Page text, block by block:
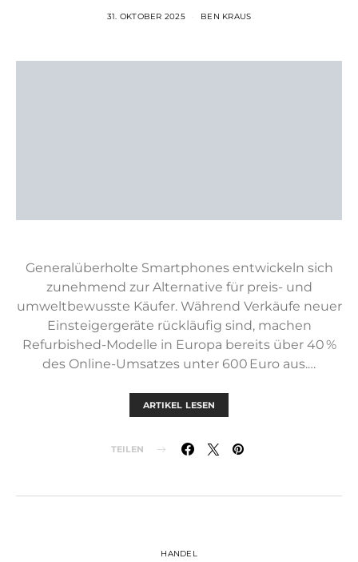
31. OKTOBER 2025 BEN KRAUS
Generalüberholte Smartphones entwickeln sich
zunehmend zur Alternative für preis- und
umweltbewusste Käufer. Während Verkäufe neuer
Einsteigergeräte rückläufig sind, machen
Refurbished-Modelle in Europa bereits über 40 %
des Online-Umsatzes unter 600 Euro aus.…
ARTIKEL LESEN
TEILEN
HANDEL